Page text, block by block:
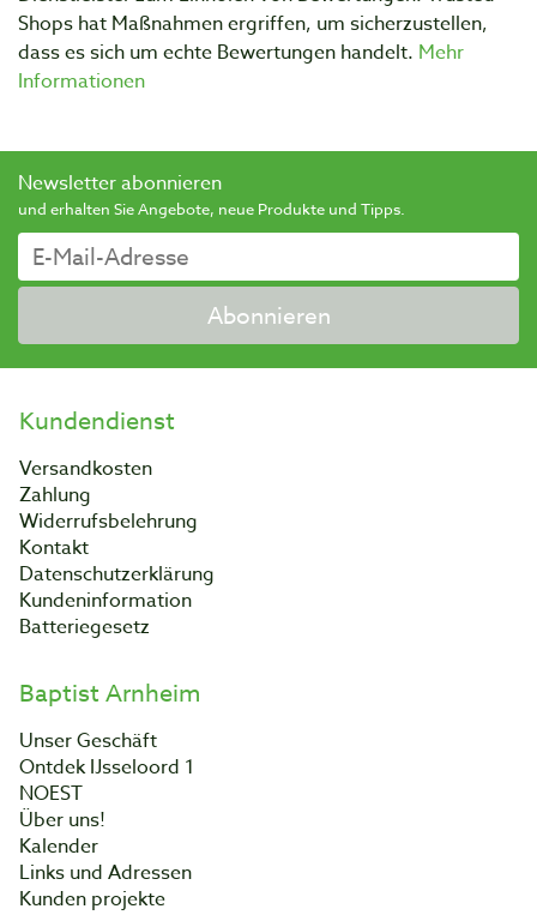
Shops hat Maßnahmen ergriffen, um sicherzustellen,
dass es sich um echte Bewertungen handelt. Mehr
Informationen
Newsletter abonnieren
und erhalten Sie Angebote, neue Produkte und Tipps.
Abonnieren
Kundendienst
Versandkosten
Zahlung
Widerrufsbelehrung
Kontakt
Datenschutzerklärung
Kundeninformation
Batteriegesetz
Baptist Arnheim
Unser Geschäft
Ontdek IJsseloord 1
NOEST
Über uns!
Kalender
Links und Adressen
Kunden projekte